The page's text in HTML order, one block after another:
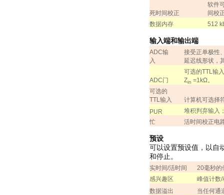
死时间校正
软件
间校
数据内存
512
输入端和输出端
ADC输
入
接受正单极性
延迟线形状，
ADC门
可选的TTL 输
Zin =1kΩ。
可选的
TTL 输入
计算机可选择
PUR
堆积判弃输入
忙
活时间校正电
预设
可以设置预设值，以自
和停止。
实时间/活时间 20毫秒的
感兴趣区
峰值计数/
数据溢出
当任何通